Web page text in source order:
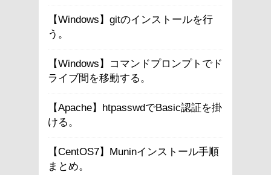
【Windows】gitのインストールを行
う。
【Windows】コマンドプロンプトでド
ライブ間を移動する。
【Apache】htpasswdでBasic認証を掛
ける。
【CentOS7】Muninインストール手順
まとめ。